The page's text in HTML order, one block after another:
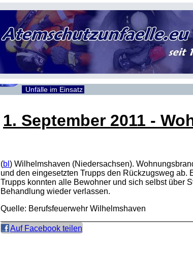
Unfälle im Einsatz
1. September 2011 -
(bl ) Wilhelmshaven (Niedersachsen).
und den eingesetzten Trupps den Rückzugsweg ab.
Trupps konnten alle Bewohner und sich selbst über
Behandlung wieder verlassen.
Quelle: Berufsfeuerwehr Wilhelmshaven
Auf Facebook teilen